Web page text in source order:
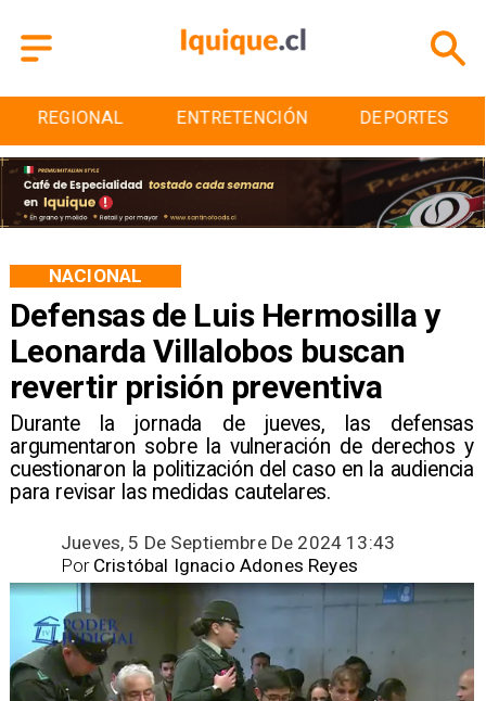
REGIONAL ENTRETENCIÓN DEPORTES
Defensas de Luis Hermosilla y
Leonarda Villalobos buscan
revertir prisión preventiva
​Durante la jornada de jueves, las defensas
argumentaron sobre la vulneración de derechos y
cuestionaron la politización del caso en la audiencia
para revisar las medidas cautelares.
NACIONAL
Jueves, 5 De Septiembre De 2024 13:43
Cristóbal Ignacio Adones Reyes
Por